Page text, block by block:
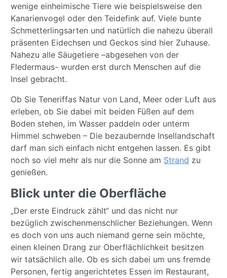
wenige einheimische Tiere wie beispielsweise den
Kanarienvogel oder den Teidefink auf. Viele bunte
Schmetterlingsarten und natürlich die nahezu überall
präsenten Eidechsen und Geckos sind hier Zuhause.
Nahezu alle Säugetiere –abgesehen von der
Fledermaus- wurden erst durch Menschen auf die
Insel gebracht.
Ob Sie Teneriffas Natur von Land, Meer oder Luft aus
erleben, ob Sie dabei mit beiden Füßen auf dem
Boden stehen, im Wasser paddeln oder unterm
Himmel schweben – Die bezaubernde Insellandschaft
darf man sich einfach nicht entgehen lassen. Es gibt
noch so viel mehr als nur die Sonne am Strand zu
genießen.
Blick unter die Oberfläche
„Der erste Eindruck zählt“ und das nicht nur
bezüglich zwischenmenschlicher Beziehungen. Wenn
es doch von uns auch niemand gerne sein möchte,
einen kleinen Drang zur Oberflächlichkeit besitzen
wir tatsächlich alle. Ob es sich dabei um uns fremde
Personen, fertig angerichtetes Essen im Restaurant,